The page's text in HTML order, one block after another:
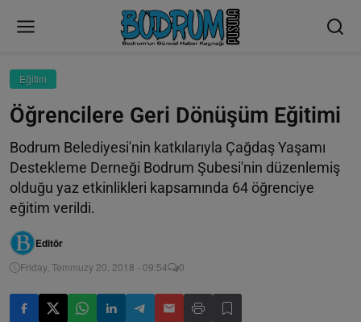
Eğitim
Öğrencilere Geri Dönüşüm Eğitimi
Bodrum Belediyesi'nin katkılarıyla Çağdaş Yaşamı
Destekleme Derneği Bodrum Şubesi'nin düzenlemiş
olduğu yaz etkinlikleri kapsamında 64 öğrenciye
eğitim verildi.
Editör
Friday, Temmuzy 20, 2018 - 09:54 0